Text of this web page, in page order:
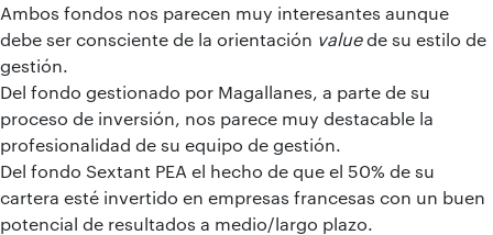
Ambos fondos nos parecen muy interesantes aunque
debe ser consciente de la orientación valuede su estilo de
gestión.
Del fondo gestionado por Magallanes, a parte de su
proceso de inversión, nos parece muy destacable la
profesionalidad de su equipo de gestión.
Del fondo Sextant PEA el hecho de que el 50% de su
cartera esté invertido en empresas francesas con un buen
potencial de resultados a medio/largo plazo.